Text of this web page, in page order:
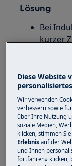
Lösung
Bei
kurzer
Die
Achten
der
der
äußere
erhitzt.
Diese Website
Wir verwenden
verbessern sowie
über Ihre Nutzung
soziale Medien,
klicken, stimmen
Erlebnis auf der
und Ihnen
fortfahren» klicken,